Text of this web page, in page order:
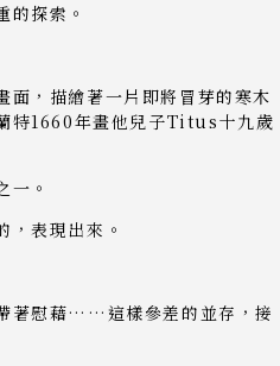
探索。
面，描繪著一片即將冒芽的寒木
特1660年畫他兒子Titus十九歲
一。
表現出來。
著慰藉……這樣參差的並存，接